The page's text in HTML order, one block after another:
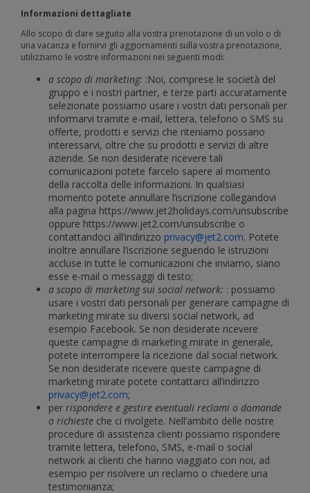
Informazioni dettagliate
Allo scopo di dare seguito alla vostra prenotazione di un volo o di
una vacanza e fornirvi gli aggiornamenti sulla vostra prenotazione,
utilizziamo le vostre informazioni nei seguenti modi:
a scopo di marketing: :Noi, comprese le società del
gruppo e i nostri partner, e terze parti accuratamente
selezionate possiamo usare i vostri dati personali per
informarvi tramite e-mail, lettera, telefono o SMS su
offerte, prodotti e servizi che riteniamo possano
interessarvi, oltre che su prodotti e servizi di altre
aziende. Se non desiderate ricevere tali
comunicazioni potete farcelo sapere al momento
della raccolta delle informazioni. In qualsiasi
momento potete annullare l’iscrizione collegandovi
alla pagina https://www.jet2holidays.com/unsubscribe
oppure https://www.jet2.com/unsubscribe o
contattandoci all’indirizzo privacy@jet2.com. Potete
inoltre annullare l’iscrizione seguendo le istruzioni
accluse in tutte le comunicazioni che inviamo, siano
esse e-mail o messaggi di testo;
a scopo di marketing sui social network: : possiamo
usare i vostri dati personali per generare campagne di
marketing mirate su diversi social network, ad
esempio Facebook. Se non desiderate ricevere
queste campagne di marketing mirate in generale,
potete interrompere la ricezione dal social network.
Se non desiderate ricevere queste campagne di
marketing mirate potete contattarci all’indirizzo
privacy@jet2.com;
per rispondere e gestire eventuali reclami o domande
o richieste che ci rivolgete. Nell’ambito delle nostre
procedure di assistenza clienti possiamo rispondere
tramite lettera, telefono, SMS, e-mail o social
network ai clienti che hanno viaggiato con noi, ad
esempio per risolvere un reclamo o chiedere una
testimonianza;